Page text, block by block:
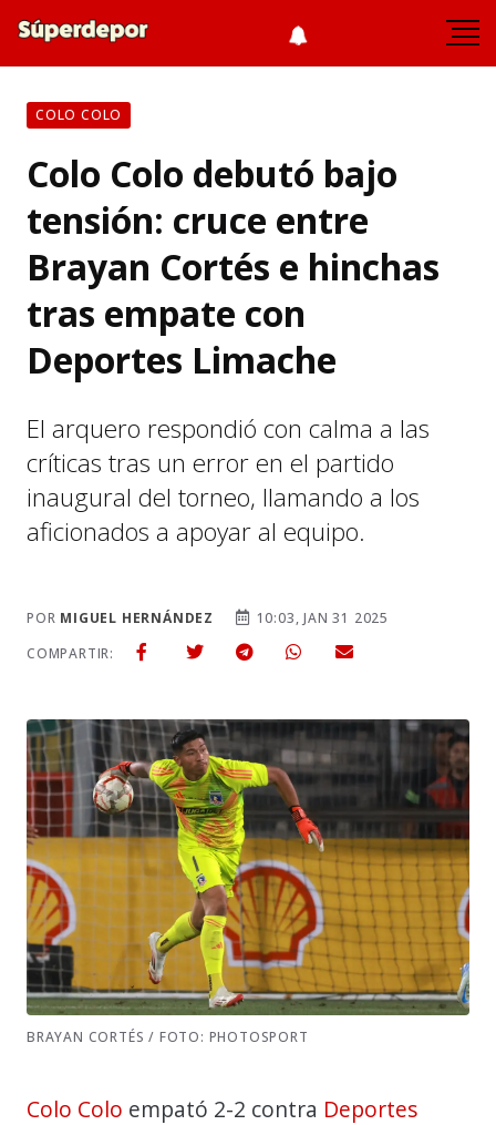
COLO COLO
Colo Colo debutó bajo
tensión: cruce entre
Brayan Cortés e hinchas
tras empate con
Deportes Limache
El arquero respondió con calma a las
críticas tras un error en el partido
inaugural del torneo, llamando a los
aficionados a apoyar al equipo.
POR MIGUEL HERNÁNDEZ
10:03, JAN 31 2025
COMPARTIR:
BRAYAN CORTÉS / FOTO: PHOTOSPORT
Colo Colo empató 2-2 contra Deportes